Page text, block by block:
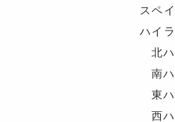
スペ
ハイ
北
南
東
西